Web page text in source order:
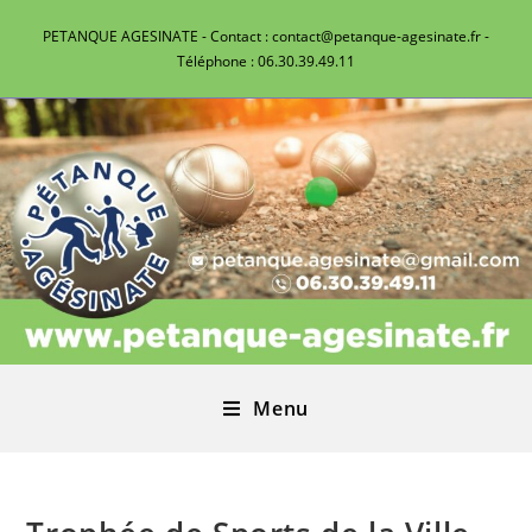
PETANQUE AGESINATE - Contact : contact@petanque-agesinate.fr -
Téléphone : 06.30.39.49.11
Menu